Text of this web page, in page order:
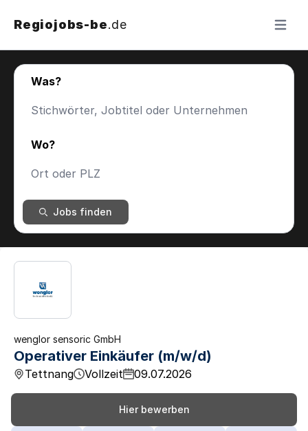
Regiojobs-be.de Menü
Was?
Wo?
Jobs finden
wenglor sensoric GmbH
Operativer Einkäufer (m/w/d)
Tettnang Vollzeit 09.07.2026
Hier bewerben